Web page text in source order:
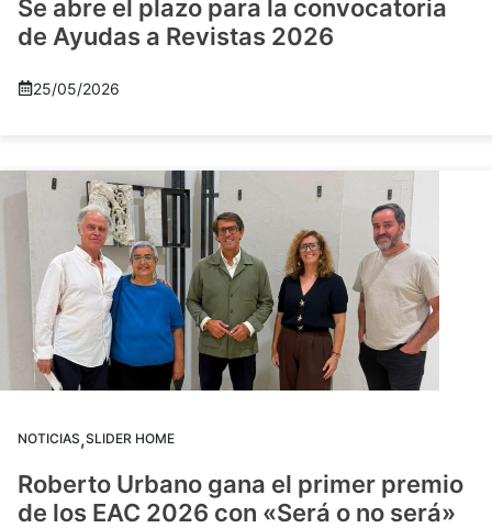
Se abre el plazo para la convocatoria
de Ayudas a Revistas 2026
25/05/2026
NOTICIAS,SLIDER HOME
Roberto Urbano gana el primer premio
de los EAC 2026 con «Será o no será»